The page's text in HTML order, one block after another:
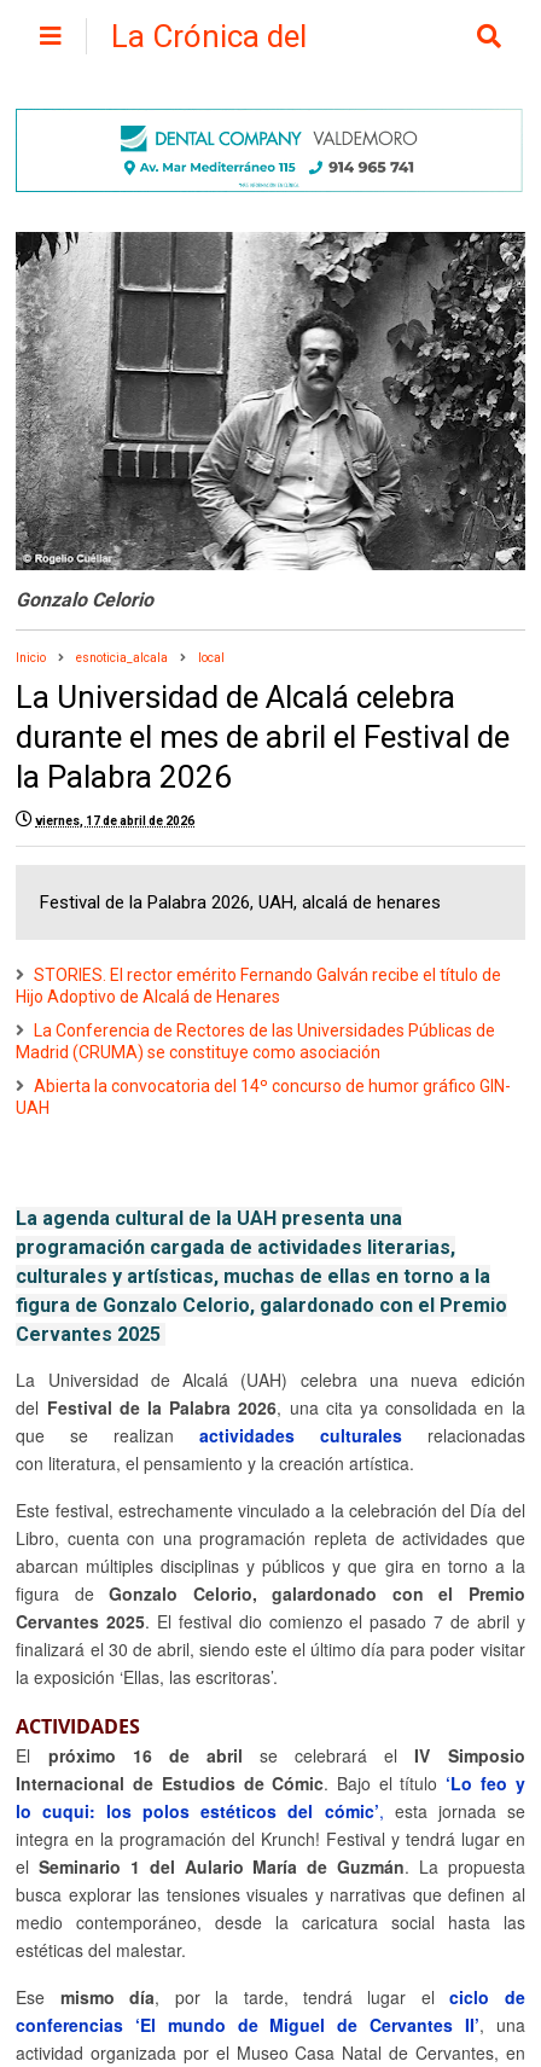
La Crónica del
Gonzalo Celorio
Inicio esnoticia_alcala local
La Universidad de Alcalá celebra
durante el mes de abril el Festival de
la Palabra 2026
viernes, 17 de abril de 2026
Festival de la Palabra 2026, UAH, alcalá de henares
STORIES. El rector emérito Fernando Galván recibe el título de
Hijo Adoptivo de Alcalá de Henares
La Conferencia de Rectores de las Universidades Públicas de
Madrid (CRUMA) se constituye como asociación
Abierta la convocatoria del 14º concurso de humor gráfico GIN-
UAH
La agenda cultural de la UAH presenta una
programación cargada de actividades literarias,
culturales y artísticas, muchas de ellas en torno a la
figura de Gonzalo Celorio, galardonado con el Premio
Cervantes 2025
La Universidad de Alcalá (UAH) celebra una nueva edición
del Festival de la Palabra 2026, una cita ya consolidada en la
que se realizan actividades culturales
relacionadas
con literatura, el pensamiento y la creación artística.
Este festival, estrechamente vinculado a la celebración del Día del
Libro, cuenta con una programación repleta de actividades que
abarcan múltiples disciplinas y públicos y que gira en torno a la
figura deGonzalo Celorio, galardonado con el Premio
Cervantes 2025. El festival dio comienzo el pasado 7 de abril y
finalizará el 30 de abril, siendo este el último día para poder visitar
la exposición ‘Ellas, las escritoras’.
ACTIVIDADES
El próximo 16 de abril se celebrará el IV Simposio
Internacional de Estudios de Cómic. Bajo el título ‘Lo feo y
lo cuqui: los polos estéticos del cómic’, esta jornada se
integra en la programación del Krunch! Festival y tendrá lugar en
elSeminario 1 del Aulario María de Guzmán. La propuesta
busca explorar las tensiones visuales y narrativas que definen al
medio contemporáneo, desde la caricatura social hasta las
estéticas del malestar.
Ese mismo día, por la tarde, tendrá lugar elciclo de
conferencias ‘El mundo de Miguel de Cervantes II’, una
actividad organizada por el Museo Casa Natal de Cervantes, en